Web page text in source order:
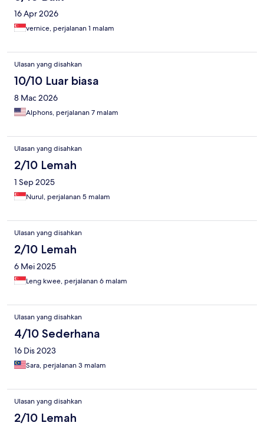
16 Apr 2026
vernice, perjalanan 1 malam
Ulasan yang disahkan
10/10 Luar biasa
8 Mac 2026
Alphons, perjalanan 7 malam
Ulasan yang disahkan
2/10 Lemah
1 Sep 2025
Nurul, perjalanan 5 malam
Ulasan yang disahkan
2/10 Lemah
6 Mei 2025
Leng kwee, perjalanan 6 malam
Ulasan yang disahkan
4/10 Sederhana
16 Dis 2023
Sara, perjalanan 3 malam
Ulasan yang disahkan
2/10 Lemah